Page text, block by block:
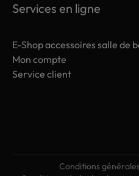
Services en ligne
E-Shop accessoires salle de
Mon compte
Service client
Conditions